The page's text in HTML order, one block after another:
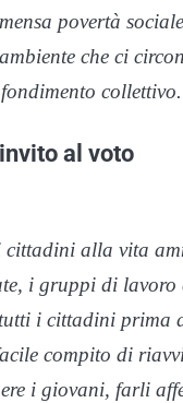
povertà
che ci
collettivo.
al voto
alla vita
i gruppi di
i cittadini prima
compito di
i giovani, farli